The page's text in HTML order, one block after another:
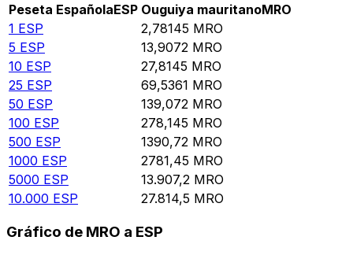
Peseta EspañolaESP Ouguiya mauritanoMRO
1 ESP 2,78145 MRO
5 ESP 13,9072 MRO
10 ESP 27,8145 MRO
25 ESP 69,5361 MRO
50 ESP 139,072 MRO
100 ESP 278,145 MRO
500 ESP 1390,72 MRO
1000 ESP 2781,45 MRO
5000 ESP 13.907,2 MRO
10.000 ESP 27.814,5 MRO
Gráfico de MRO a ESP